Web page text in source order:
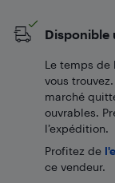
Disponible
Le temps de
vous
marché
ouvrables.
l’expédition.
Profitez de
ce vendeur.